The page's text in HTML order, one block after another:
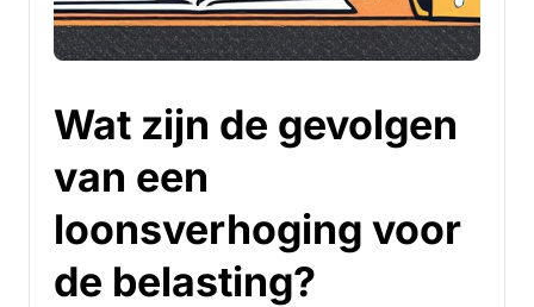
Wat zijn de gevolgen
van een
loonsverhoging voor
de belasting?